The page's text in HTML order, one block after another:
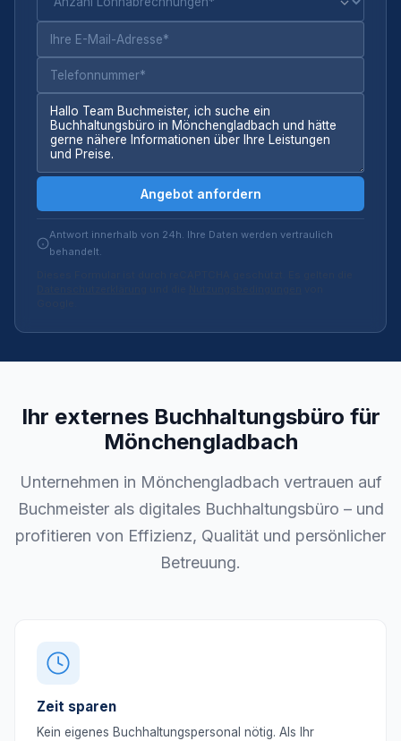
Angebot anfordern
Antwort innerhalb von 24h. Ihre Daten werden vertraulich
behandelt.
Ihr externes Buchhaltungsbüro für
Mönchengladbach
Unternehmen in Mönchengladbach vertrauen auf
Buchmeister als digitales Buchhaltungsbüro – und
profitieren von Effizienz, Qualität und persönlicher
Betreuung.
Zeit sparen
Kein eigenes Buchhaltungspersonal nötig. Als Ihr